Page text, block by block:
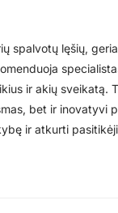
spalvotų lęšių,
ir akių sveikatą.
bet ir inovatyvi
ir atkurti